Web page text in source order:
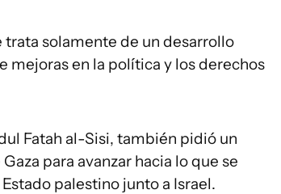
trata solamente de un desarrollo
en la política y los derechos
Fatah al-Sisi, también pidió un
para avanzar hacia lo que se
palestino junto a Israel.